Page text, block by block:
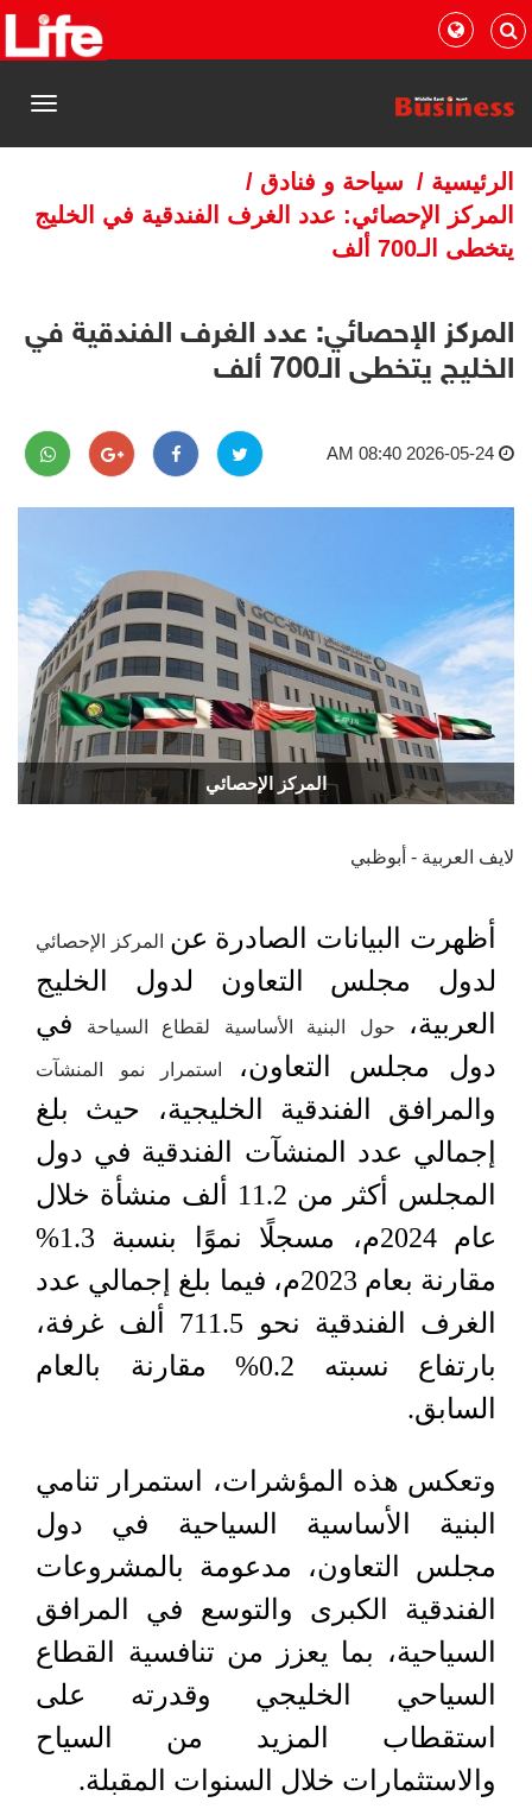
القائمة
الرئيسية / سياحة و فنادق /
المركز الإحصائي: عدد الغرف الفندقية في الخليج
يتخطى الـ700 ألف
المركز الإحصائي: عدد الغرف الفندقية في
الخليج يتخطى الـ700 ألف
2026-05-24 08:40 AM
المركز الإحصائي
لايف العربية - أبوظبي
أظهرت البيانات الصادرة عن المركز الإحصائي
لدول مجلس التعاون لدول الخليج
العربية،
حول البنية الأساسية لقطاع السياحة في
دول مجلس التعاون،
استمرار نمو المنشآت
والمرافق الفندقية الخليجية، حيث بلغ
إجمالي عدد المنشآت الفندقية في دول
المجلس أكثر من 11.2 ألف منشأة خلال
عام 2024م، مسجلًا نموًا بنسبة 1.3%
مقارنة بعام 2023م، فيما بلغ إجمالي عدد
الغرف الفندقية نحو 711.5 ألف غرفة،
بارتفاع نسبته 0.2% مقارنة بالعام
السابق.
وتعكس هذه المؤشرات، استمرار تنامي
البنية الأساسية السياحية في دول
مجلس التعاون، مدعومة بالمشروعات
الفندقية الكبرى والتوسع في المرافق
السياحية، بما يعزز من تنافسية القطاع
السياحي الخليجي وقدرته على
استقطاب المزيد من السياح
والاستثمارات خلال السنوات المقبلة.